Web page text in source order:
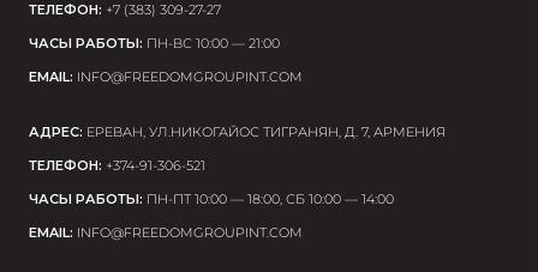
ТЕЛЕФОН: +7 (383) 309-27-27
ЧАСЫ РАБОТЫ: ПН-ВС 10:00 — 21:00
EMAIL: INFO@FREEDOMGROUPINT.COM
АДРЕС: ЕРЕВАН, УЛ.НИКОГАЙОС ТИГРАНЯН, Д. 7, АРМЕНИЯ
ТЕЛЕФОН: +374-91-306-521
ЧАСЫ РАБОТЫ: ПН-ПТ 10:00 — 18:00, СБ 10:00 — 14:00
EMAIL: INFO@FREEDOMGROUPINT.COM